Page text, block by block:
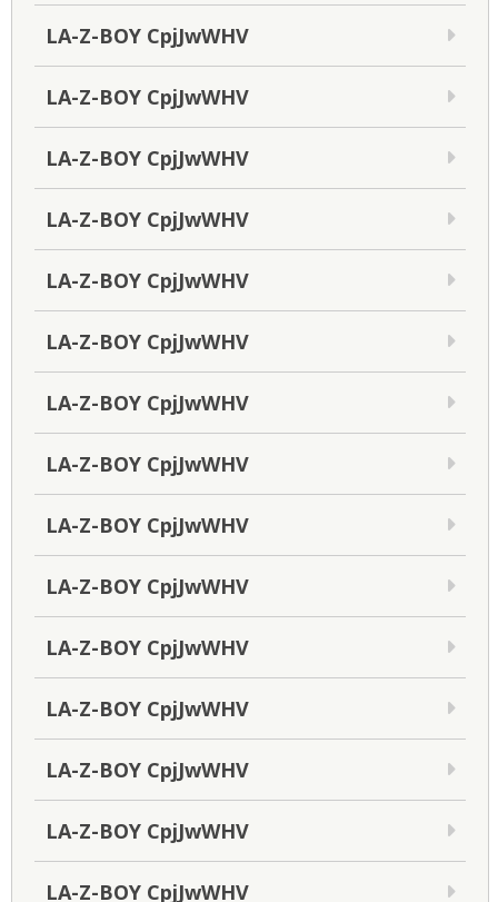
LA-Z-BOY CpjJwWHV
LA-Z-BOY CpjJwWHV
LA-Z-BOY CpjJwWHV
LA-Z-BOY CpjJwWHV
LA-Z-BOY CpjJwWHV
LA-Z-BOY CpjJwWHV
LA-Z-BOY CpjJwWHV
LA-Z-BOY CpjJwWHV
LA-Z-BOY CpjJwWHV
LA-Z-BOY CpjJwWHV
LA-Z-BOY CpjJwWHV
LA-Z-BOY CpjJwWHV
LA-Z-BOY CpjJwWHV
LA-Z-BOY CpjJwWHV
LA-Z-BOY CpjJwWHV